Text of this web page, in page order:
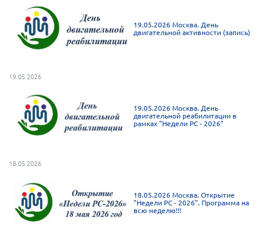
Омская область
Оренбургская область
Пензенская область
Республика Карелия
Республика Калмыкия
Ростовская область
г. Санкт-Петербург
г. Севастополь
Самарская область СОРС
19.05.2026 Москва. День
двигательной активности (запись)
19.05.2026
19.05.2026 Москва. День
двигательной реабилитации в
рамках "Недели РС - 2026"
18.05.2026
18.05.2026 Москва. Открытие
"Недели РС - 2026". Программа на
всю неделю!!!